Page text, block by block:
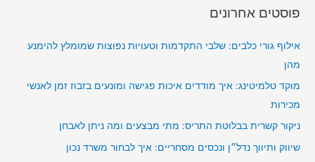
:
פוסטים אחרונים
אילוף גורי כלבים: שלבי התקדמות וטעויות נפוצות שמומלץ להימנע
מהן
מוקד טלמיטינג: איך מודדים איכות פגישה ומונעים בזבוז זמן לאנשי
מכירות
ניקור קשרית בבלוטת התריס: מתי מבצעים ומה ניתן לאבחן
שיווק ותיווך נדל״ן ונכסים מסחריים: איך לבחור משרד נכון